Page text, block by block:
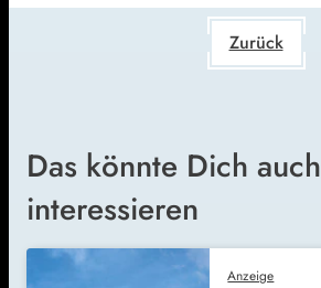
Zurück
Das könnte Dich auch
interessieren
Anzeige